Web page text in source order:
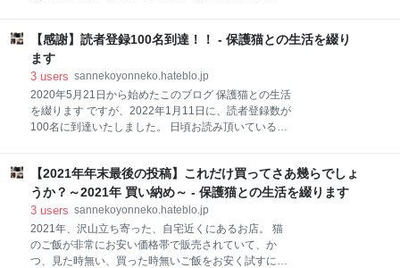
のリライトを進めていきたいのですが、自身が決めて
いるラインまでまだ到達出来ておらず、記事投稿を継
続させている今日この頃です。 愛猫の事になると、底
がしれな
ス の存在を。 飽き性な妻が実際に完成に至るのか、何
も言わずに見守っていました。 すぐに飽きちゃうかな
って思ってみていましたが、意外と途中で放り出す事
はなく、この度完成となりましたので、お披露目とな
ります。 過去の投稿は以下でご覧いただけます。
sannekoyonneko.hateblo.jp 妻 途中で飽きるっておも
あったよ。猫氏の事になると、やる気スイッチが違う
よね。私の事でも同様にお願いシマス。 妻 貴方は人間
だもの、自分の事は自分で出来るで
【感謝】読者登録100名到達！！ - 保護猫との生活を綴り
ます
3 users sannekoyonneko.hateblo.jp
2020年5月21日から始めたこのブログ 保護猫との生活
を綴ります ですが、2022年1月11日に、読者登録数が
100名に到達いたしました。 日頃お読み頂いている
100名に到達したのね！！ありがたいね、更新しても
全くアクセスがない時期もあったのにね。 クロ これを
機に、もっと四猫の登場回数を増やしてくれ！！そし
て、美味しいウェットフードをもっと( ﾟдﾟ)ｸﾚ チビ
もっと遊んで( ﾟдﾟ)ｸﾚ さんた 広いお家、( ﾟдﾟ)ｸﾚ た
かんぼ 最高級鰹節( ﾟдﾟ)ｸﾚ 私 言いたい放題言われて
【2021年年末最後の投稿】これだけ買ってさあ幾らでしょ
うか？～2021年 買い納め～ - 保護猫との生活を綴ります
3 users sannekoyonneko.hateblo.jp
2021年、沢山立ち寄った、自宅近くにあるお店。 猫
のご飯が非常にお安い価格帯で販売されていて、か
つ、見た時無い、買った時無いご飯をお安く試すには